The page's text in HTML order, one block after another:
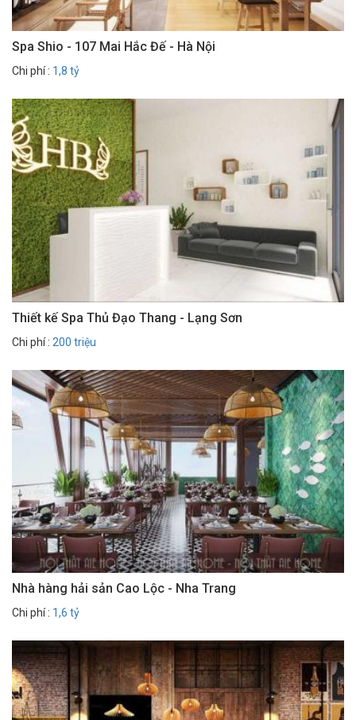
Spa Shio - 107 Mai Hắc Đế - Hà Nội
Chi phí : 1,8 tỷ
Thiết kế Spa Thủ Đạo Thang - Lạng Sơn
Chi phí : 200 triệu
Nhà hàng hải sản Cao Lộc - Nha Trang
Chi phí : 1,6 tỷ